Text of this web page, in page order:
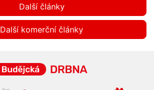
Další články
Další komerční články